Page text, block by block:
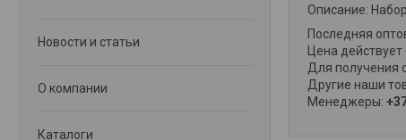
Описание: Набор
Последняя
Цена
Для получения
Другие наши
Менеджеры:
Новости и статьи
О компании
Каталоги